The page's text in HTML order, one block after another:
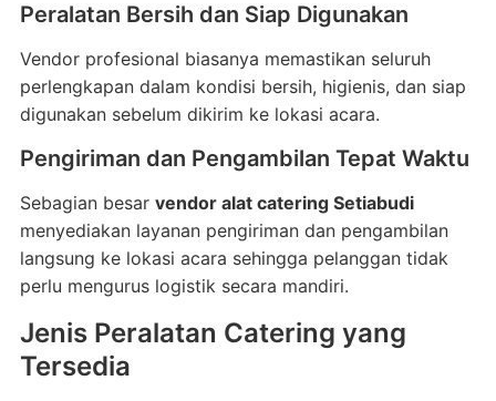
Peralatan Bersih dan Siap Digunakan
Vendor profesional biasanya memastikan seluruh
perlengkapan dalam kondisi bersih, higienis, dan siap
digunakan sebelum dikirim ke lokasi acara.
Pengiriman dan Pengambilan Tepat Waktu
Sebagian besar vendor alat catering Setiabudi
menyediakan layanan pengiriman dan pengambilan
langsung ke lokasi acara sehingga pelanggan tidak
perlu mengurus logistik secara mandiri.
Jenis Peralatan Catering yang
Tersedia